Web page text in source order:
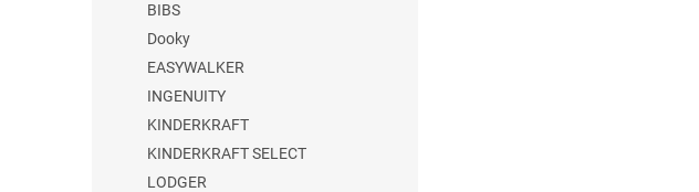
BIBS
Dooky
EASYWALKER
INGENUITY
KINDERKRAFT
KINDERKRAFT SELECT
LODGER